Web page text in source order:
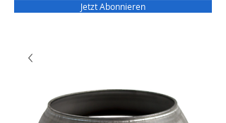
Jetzt Abonnieren